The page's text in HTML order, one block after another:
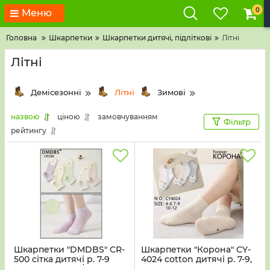
Меню 0
Головна Шкарпетки Шкарпетки дитячі, підліткові Літні
Літні
Демісезонні Літні Зимові
назвою ціною
замовчуванням
рейтингу
Фільтр
Шкарпетки "DMDBS" CR-
500 сітка дитячі р. 7-9
Шкарпетки "Корона" CY-
4024 cotton дитячі р. 7-9,